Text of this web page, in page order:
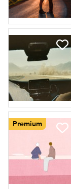
Premium